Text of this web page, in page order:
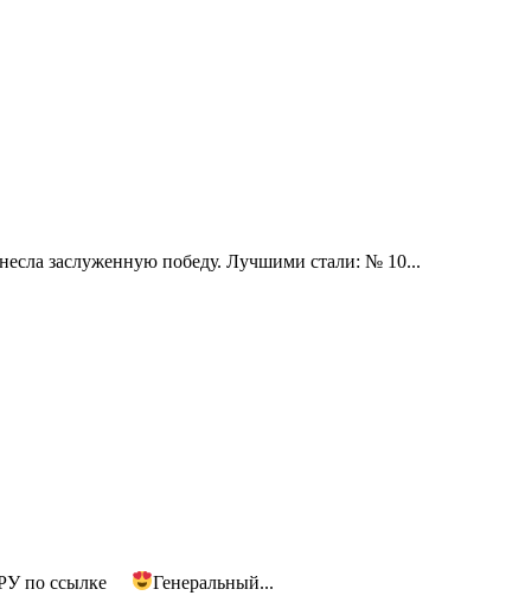
заслуженную победу. Лучшими стали: № 10...
по ссылке Генеральный...